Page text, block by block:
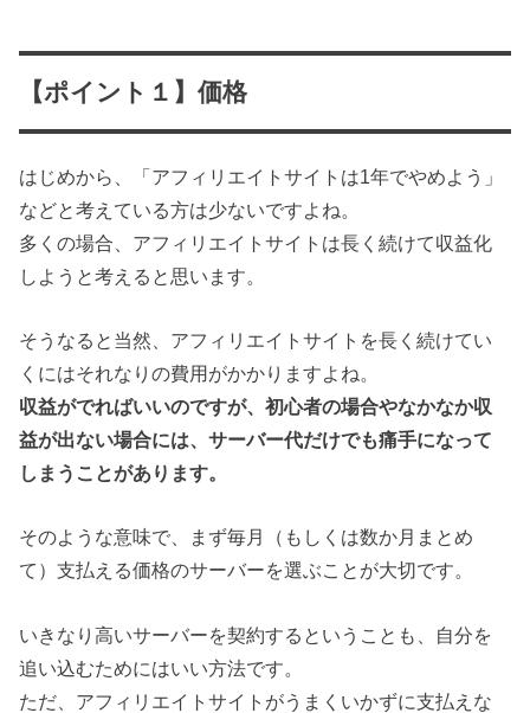
【ポイント１】価格
はじめから、「アフィリエイトサイトは1年でやめよう」
などと考えている方は少ないですよね。
多くの場合、アフィリエイトサイトは長く続けて収益化
しようと考えると思います。
そうなると当然、アフィリエイトサイトを長く続けてい
くにはそれなりの費用がかかりますよね。
収益がでればいいのですが、初心者の場合やなかなか収
益が出ない場合には、サーバー代だけでも痛手になって
しまうことがあります。
そのような意味で、まず毎月（もしくは数か月まとめ
て）支払える価格のサーバーを選ぶことが大切です。
いきなり高いサーバーを契約するということも、自分を
追い込むためにはいい方法です。
ただ、アフィリエイトサイトがうまくいかずに支払えな